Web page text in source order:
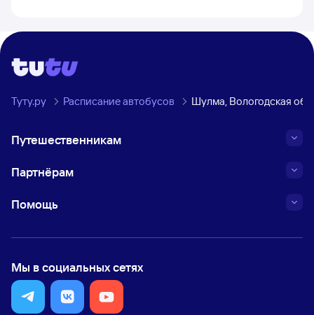
Туту.ру Расписание автобусов Шулма, Вологодская
Путешественникам
Партнёрам
Помощь
Мы в социальных сетях